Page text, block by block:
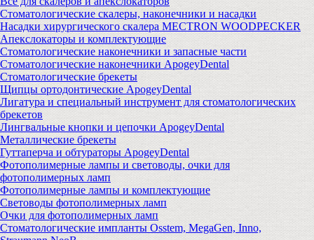
Стоматологические скалеры, наконечники и насадки
Насадки хирургического скалера MECTRON WOODPECKER
Апекслокаторы и комплектующие
Стоматологические наконечники и запасные части
Стоматологические наконечники ApogeyDental
Стоматологические брекеты
Щипцы ортодонтические ApogeyDental
Лигатура и специальный инструмент для стоматологических
брекетов
Лингвальные кнопки и цепочки ApogeyDental
Металлические брекеты
Гуттаперча и обтураторы ApogeyDental
Фотополимерные лампы и световоды, очки для
фотополимерных ламп
Фотополимерные лампы и комплектующие
Световоды фотополимерных ламп
Очки для фотополимерных ламп
Стоматологические импланты Osstem, MegaGen, Inno,